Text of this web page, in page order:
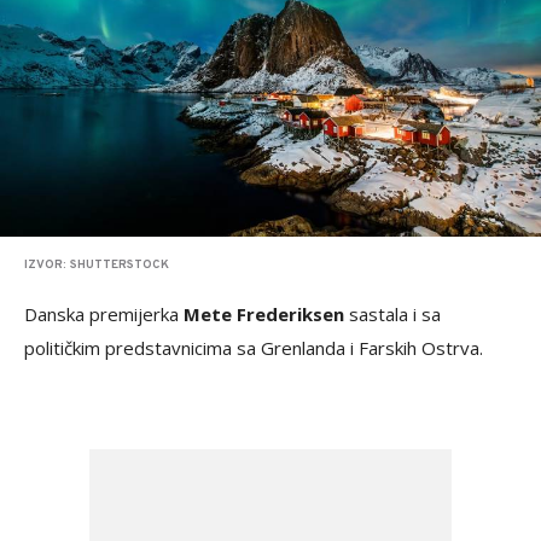
IZVOR: SHUTTERSTOCK
Danska premijerka Mete Frederiksen sastala i sa
političkim predstavnicima sa Grenlanda i Farskih Ostrva.